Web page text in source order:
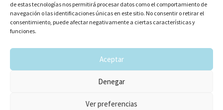
de estas tecnologías nos permitirá procesar datos como el comportamiento de
navegación o las identificaciones únicas en este sitio. No consentir o retirar el
consentimiento, puede afectar negativamente a ciertas características y
funciones.
Aceptar
Denegar
Ver preferencias
Aviso legal
Política de privacidad
Política de Cookies
Copyright © 2026 Cordobrand - Fotografía, regalos
personalizados y papelería